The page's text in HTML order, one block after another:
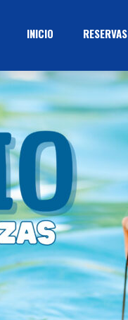
INICIO RESERVAS